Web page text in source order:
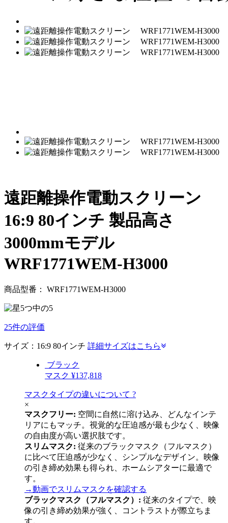
遠距離操作電動スクリーン
16:9 80インチ 製品高さ
3000mmモデル
WRF1771WEM-H3000
商品型番： WRF1771WEM-H3000
25件の評価
サイズ： 16:9 80インチ 詳細サイズはこちら
ブラック
マスク ¥137,818
マスクタイプの違いについて ?
×
マスクフリー: 空間に自然に溶け込み、どんなインテ
リアにもマッチ。 視覚的な圧迫感が最も少なく
、映像
の自由度が高い選択肢です。
スリムマスク: 従来のブラックマスク（フルマスク）
に比べて圧迫感が少なく、シンプルなデザイン。 映像
の引き締め効果も得られ、ホームシアターに最適で
す。
→動画でスリムマスクを確認する
ブラックマスク（フルマスク）: 従来のタイプで、映
像の引き締め効果が強く、コントラストが際立ちま
す。